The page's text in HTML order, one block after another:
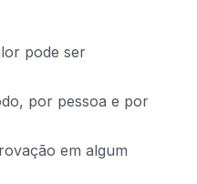
pode ser
por pessoa e por
em algum